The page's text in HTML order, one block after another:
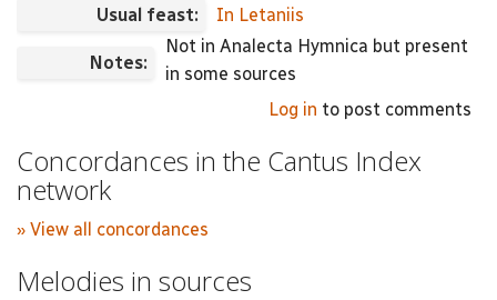
Usual feast:
In Letaniis
Notes:
Not in Analecta Hymnica but present
in some sources
Log in to post comments
Concordances in the Cantus Index
network
» View all concordances
Melodies in sources